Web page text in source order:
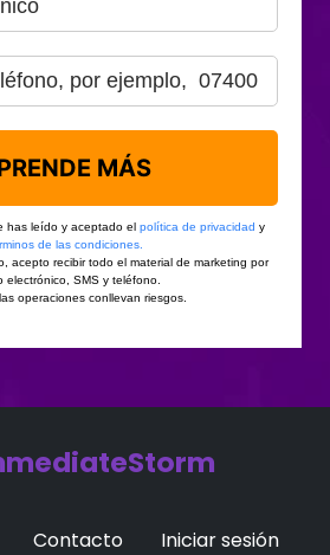
Contacto Iniciar sesión